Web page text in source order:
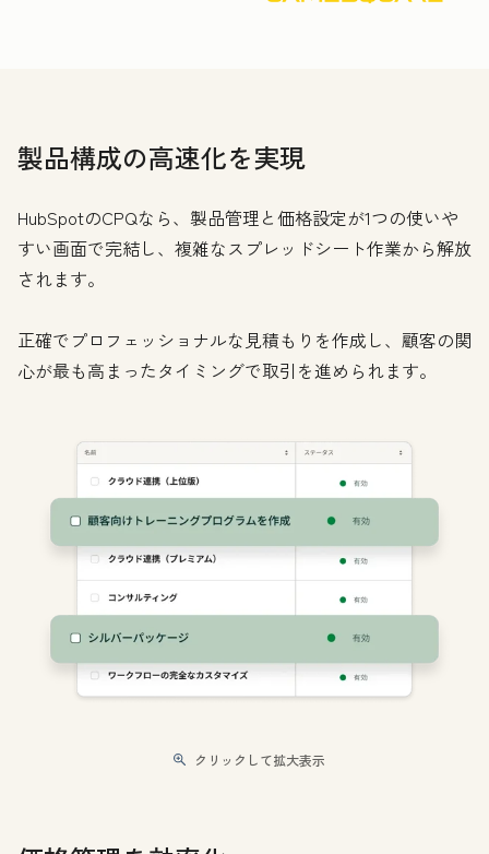
製品構成の高速化を実現
HubSpotのCPQなら、製品管理と価格設定が1つの使いや
すい画面で完結し、複雑なスプレッドシート作業から解放
されます。
正確でプロフェッショナルな見積もりを作成し、顧客の関
心が最も高まったタイミングで取引を進められます。
クリックして拡大表示